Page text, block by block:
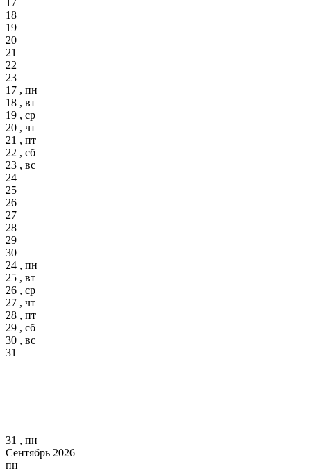
18
19
20
21
22
23
17 , пн
18 , вт
19 , ср
20 , чт
21 , пт
22 , сб
23 , вс
24
25
26
27
28
29
30
24 , пн
25 , вт
26 , ср
27 , чт
28 , пт
29 , сб
30 , вс
31
31 , пн
Сентябрь 2026
пн